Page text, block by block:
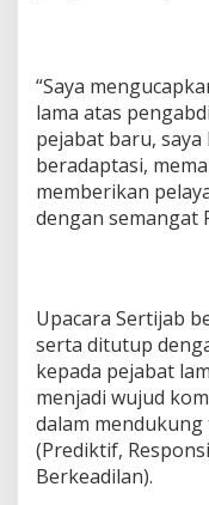
“Saya
lama atas
pejabat baru,
beradaptasi,
memberikan
dengan semangat
Upacara Sertijab
serta ditutup
kepada pejabat
menjadi wujud
dalam
(Prediktif,
Berkeadilan).